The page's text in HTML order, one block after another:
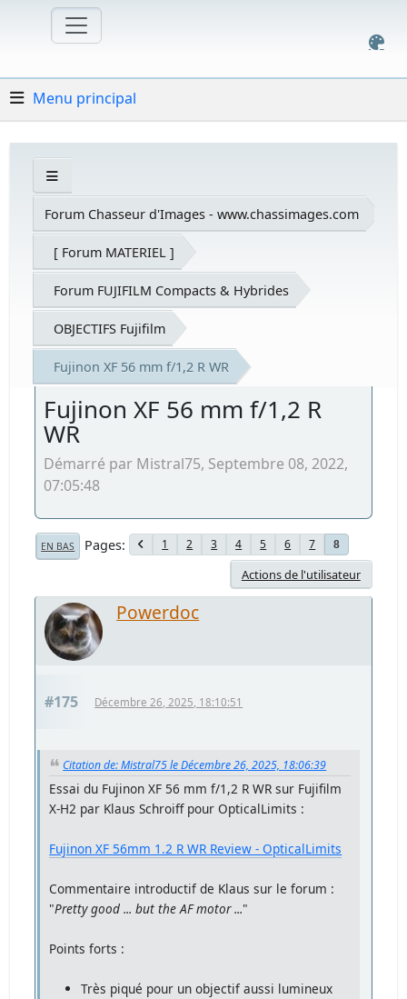
Menu principal
Forum Chasseur d'Images - www.chassimages.com
[ Forum MATERIEL ]
Forum FUJIFILM Compacts & Hybrides
OBJECTIFS Fujifilm
Fujinon XF 56 mm f/1,2 R WR
Fujinon XF 56 mm f/1,2 R
WR
Démarré par Mistral75, Septembre 08, 2022,
07:05:48
EN BAS Pages 1 2 3 4 5 6 7 8
Actions de l'utilisateur
Powerdoc
#175 Décembre 26, 2025, 18:10:51
Citation de: Mistral75 le Décembre 26, 2025, 18:06:39
Essai du Fujinon XF 56 mm f/1,2 R WR sur Fujifilm
X-H2 par Klaus Schroiff pour OpticalLimits :
Fujinon XF 56mm 1.2 R WR Review - OpticalLimits
Commentaire introductif de Klaus sur le forum :
"Pretty good ... but the AF motor ..."
Points forts :
Très piqué pour un objectif aussi lumineux